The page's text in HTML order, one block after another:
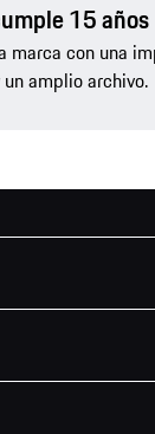
15 años
marca con una
amplio archivo.